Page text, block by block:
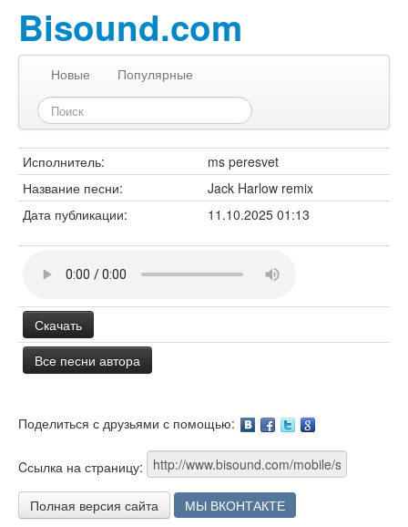
Bisound.com
Новые Популярные
Исполнитель:
ms peresvet
Название песни:
Jack Harlow remix
Дата публикации:
11.10.2025 01:13
Скачать
Все песни автора
Поделиться с друзьями с помощью:
Cсылка на страницу:
Полная версия сайта МЫ ВКОНТАКТЕ